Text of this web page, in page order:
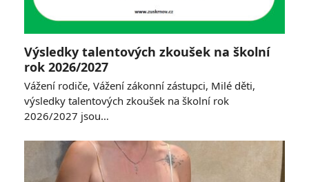
Výsledky talentových zkoušek na školní
rok 2026/2027
Vážení rodiče, Vážení zákonní zástupci, Milé děti,
výsledky talentových zkoušek na školní rok
2026/2027 jsou…